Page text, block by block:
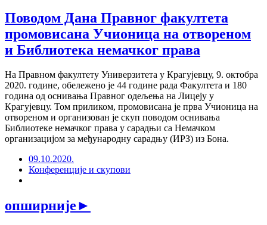
Поводом Дана Правног факултета
промовисана Учионица на отвореном
и Библиотека немачког права
На Правном факултету Универзитета у Крагујевцу, 9. октобра
2020. године, обележено је 44 године рада Факултета и 180
година од оснивања Правног одељења на Лицеју у
Крагујевцу. Том приликом, промовисана је прва Учионица на
отвореном и организован је скуп поводом оснивања
Библиотеке немачког права у сарадњи са Немачком
организацијом за међународну сарадњу (ИРЗ) из Бона.
09.10.2020.
Конференције и скупови
опширније►